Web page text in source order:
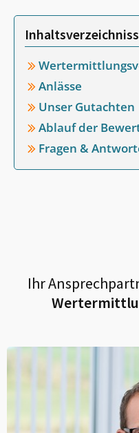
Inhaltsverzeichniss
Anlässe
Unser Gutachten
Ablauf der
Fragen &
Ihr